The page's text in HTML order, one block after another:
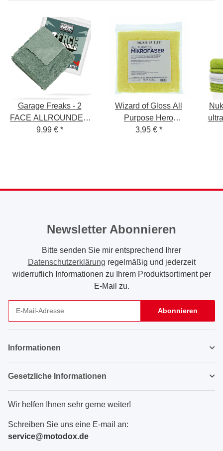
Garage Freaks - 2
FACE ALLROUNDER
- 40x40cm, 450 GSM
9,99 € *
Wizard of Gloss All
Purpose Hero
Edgeless 2-Seiten
3,95 € *
Newsletter Abonnieren
Bitte senden Sie mir entsprechend Ihrer
Datenschutzerklärung regelmäßig und jederzeit
widerruflich Informationen zu Ihrem Produktsortiment per
E-Mail zu.
Abonnieren
Informationen
Gesetzliche Informationen
Wir helfen Ihnen sehr gerne weiter!
Schreiben Sie uns eine E-mail an:
service@motodox.de